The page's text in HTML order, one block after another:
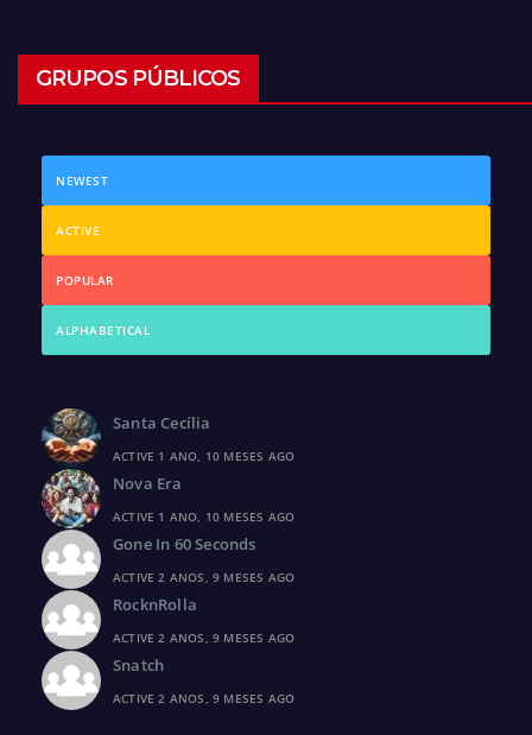
GRUPOS PÚBLICOS
NEWEST
ACTIVE
POPULAR
ALPHABETICAL
Santa Cecília
ACTIVE 1 ANO, 10 MESES AGO
Nova Era
ACTIVE 1 ANO, 10 MESES AGO
Gone In 60 Seconds
ACTIVE 2 ANOS, 9 MESES AGO
RocknRolla
ACTIVE 2 ANOS, 9 MESES AGO
Snatch
ACTIVE 2 ANOS, 9 MESES AGO